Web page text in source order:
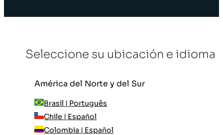
Seleccione su ubicación e idioma
América del Norte y del Sur
Brasil | Português
Chile | Español
Colombia | Español